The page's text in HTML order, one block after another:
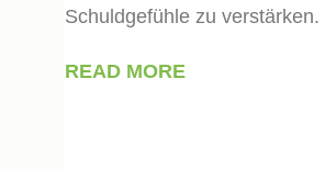
Schuldgefühle zu verstärken.
READ MORE